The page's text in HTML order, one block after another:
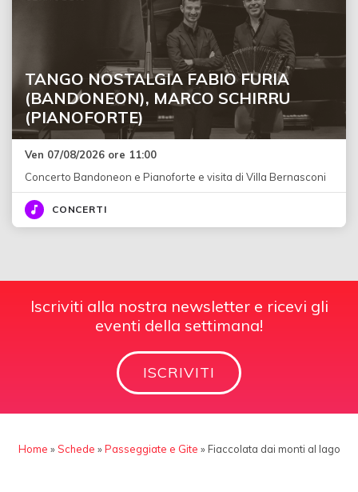
TANGO NOSTALGIA FABIO FURIA
(BANDONEON), MARCO SCHIRRU
(PIANOFORTE)
Ven 07/08/2026 ore 11:00
Concerto Bandoneon e Pianoforte e visita di Villa Bernasconi
CONCERTI
Iscriviti alla nostra newsletter e ricevi gli
eventi della settimana!
ISCRIVITI
Home »Schede »Passeggiate e Gite » Fiaccolata dai monti al lago